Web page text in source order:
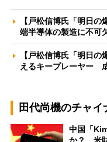
【戸松信博氏「明日
端半導体の製造に不可
【戸松信博氏「明日
えるキープレーヤー
田代尚機のチャイ
中国「